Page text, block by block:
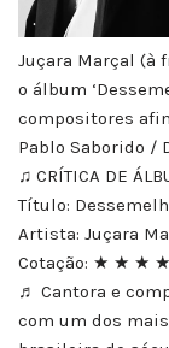
Juçara Marçal (à
o álbum
compositores
Pablo Saborido /
♫ CRÍTICA DE
Título:
Artista: Juçara
Cotação: ★ ★ ★ ★
♬ Cantora e
com um dos